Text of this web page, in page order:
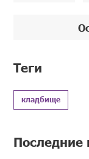
Теги
кладбище
Последние